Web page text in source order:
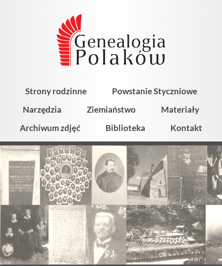
Strony rodzinne
Powstanie Styczniowe
Narzędzia
Ziemiaństwo
Materiały
Archiwum zdjęć
Biblioteka Kontakt